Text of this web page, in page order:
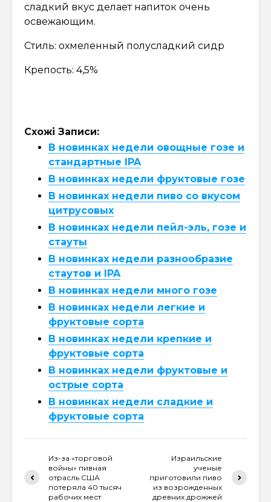
сладкий вкус делает напиток очень
освежающим.
Стиль: охмеленный полусладкий сидр
Крепость: 4,5%
Схожі Записи:
В новинках недели овощные гозе и
стандартные IPA
В новинках недели фруктовые гозе
В новинках недели пиво со вкусом
цитрусовых
В новинках недели пейл-эль, гозе и
стауты
В новинках недели разнообразие
стаутов и IPA
В новинках недели много гозе
В новинках недели легкие и
фруктовые сорта
В новинках недели крепкие и
фруктовые сорта
В новинках недели фруктовые и
острые сорта
В новинках недели сладкие и
фруктовые сорта
Из-за «торговой
войны» пивная
отрасль США
потеряла 40 тысяч
рабочих мест
Израильские
ученые
приготовили пиво
из возрожденных
древних дрожжей